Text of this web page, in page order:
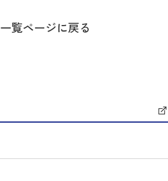
一覧ページに戻る